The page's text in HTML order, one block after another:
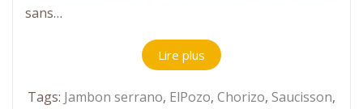
sans…
Lire plus
Tags: Jambon serrano, ElPozo, Chorizo, Saucisson,